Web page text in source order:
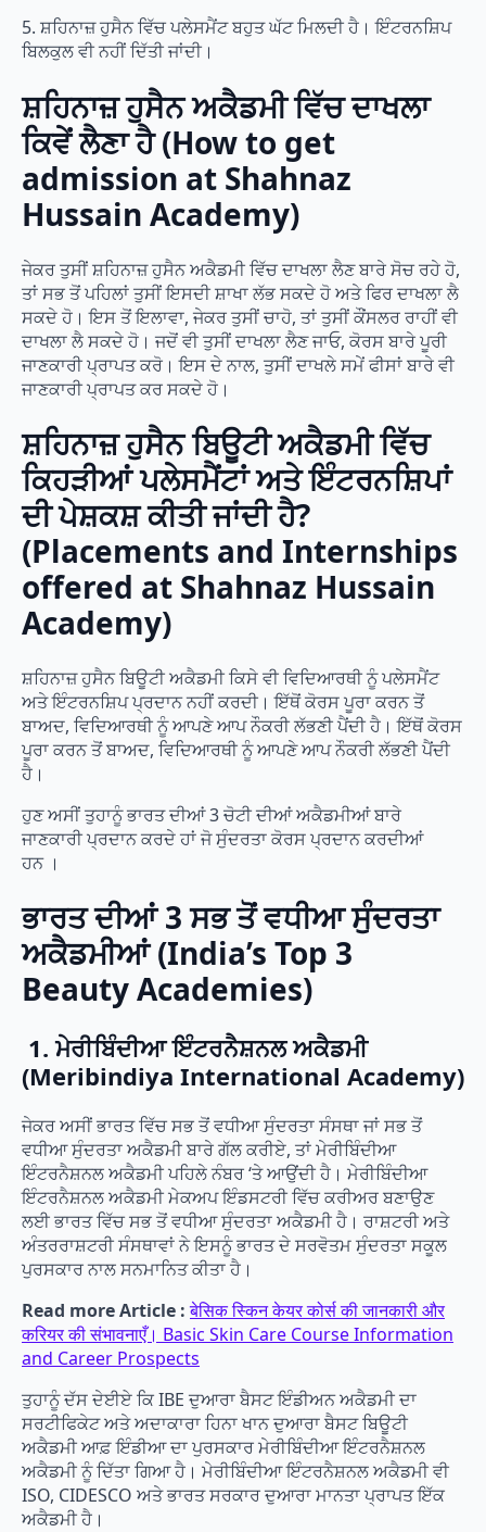
5. ਸ਼ਹਿਨਾਜ਼ ਹੁਸੈਨ ਵਿੱਚ ਪਲੇਸਮੈਂਟ ਬਹੁਤ ਘੱਟ ਮਿਲਦੀ ਹੈ। ਇੰਟਰਨਸ਼ਿਪ
ਬਿਲਕੁਲ ਵੀ ਨਹੀਂ ਦਿੱਤੀ ਜਾਂਦੀ।
ਸ਼ਹਿਨਾਜ਼ ਹੁਸੈਨ ਅਕੈਡਮੀ ਵਿੱਚ ਦਾਖਲਾ
ਕਿਵੇਂ ਲੈਣਾ ਹੈ (How to get
admission at Shahnaz
Hussain Academy)
ਜੇਕਰ ਤੁਸੀਂ ਸ਼ਹਿਨਾਜ਼ ਹੁਸੈਨ ਅਕੈਡਮੀ ਵਿੱਚ ਦਾਖਲਾ ਲੈਣ ਬਾਰੇ ਸੋਚ ਰਹੇ ਹੋ,
ਤਾਂ ਸਭ ਤੋਂ ਪਹਿਲਾਂ ਤੁਸੀਂ ਇਸਦੀ ਸ਼ਾਖਾ ਲੱਭ ਸਕਦੇ ਹੋ ਅਤੇ ਫਿਰ ਦਾਖਲਾ ਲੈ
ਸਕਦੇ ਹੋ। ਇਸ ਤੋਂ ਇਲਾਵਾ, ਜੇਕਰ ਤੁਸੀਂ ਚਾਹੋ, ਤਾਂ ਤੁਸੀਂ ਕੌਂਸਲਰ ਰਾਹੀਂ ਵੀ
ਦਾਖਲਾ ਲੈ ਸਕਦੇ ਹੋ। ਜਦੋਂ ਵੀ ਤੁਸੀਂ ਦਾਖਲਾ ਲੈਣ ਜਾਓ, ਕੋਰਸ ਬਾਰੇ ਪੂਰੀ
ਜਾਣਕਾਰੀ ਪ੍ਰਾਪਤ ਕਰੋ। ਇਸ ਦੇ ਨਾਲ, ਤੁਸੀਂ ਦਾਖਲੇ ਸਮੇਂ ਫੀਸਾਂ ਬਾਰੇ ਵੀ
ਜਾਣਕਾਰੀ ਪ੍ਰਾਪਤ ਕਰ ਸਕਦੇ ਹੋ।
ਸ਼ਹਿਨਾਜ਼ ਹੁਸੈਨ ਬਿਊਟੀ ਅਕੈਡਮੀ ਵਿੱਚ
ਕਿਹੜੀਆਂ ਪਲੇਸਮੈਂਟਾਂ ਅਤੇ ਇੰਟਰਨਸ਼ਿਪਾਂ
ਦੀ ਪੇਸ਼ਕਸ਼ ਕੀਤੀ ਜਾਂਦੀ ਹੈ?
(Placements and Internships
offered at Shahnaz Hussain
Academy)
ਸ਼ਹਿਨਾਜ਼ ਹੁਸੈਨ ਬਿਊਟੀ ਅਕੈਡਮੀ ਕਿਸੇ ਵੀ ਵਿਦਿਆਰਥੀ ਨੂੰ ਪਲੇਸਮੈਂਟ
ਅਤੇ ਇੰਟਰਨਸ਼ਿਪ ਪ੍ਰਦਾਨ ਨਹੀਂ ਕਰਦੀ। ਇੱਥੋਂ ਕੋਰਸ ਪੂਰਾ ਕਰਨ ਤੋਂ
ਬਾਅਦ, ਵਿਦਿਆਰਥੀ ਨੂੰ ਆਪਣੇ ਆਪ ਨੌਕਰੀ ਲੱਭਣੀ ਪੈਂਦੀ ਹੈ। ਇੱਥੋਂ ਕੋਰਸ
ਪੂਰਾ ਕਰਨ ਤੋਂ ਬਾਅਦ, ਵਿਦਿਆਰਥੀ ਨੂੰ ਆਪਣੇ ਆਪ ਨੌਕਰੀ ਲੱਭਣੀ ਪੈਂਦੀ
ਹੈ।
ਹੁਣ ਅਸੀਂ ਤੁਹਾਨੂੰ ਭਾਰਤ ਦੀਆਂ 3 ਚੋਟੀ ਦੀਆਂ ਅਕੈਡਮੀਆਂ ਬਾਰੇ
ਜਾਣਕਾਰੀ ਪ੍ਰਦਾਨ ਕਰਦੇ ਹਾਂ ਜੋ ਸੁੰਦਰਤਾ ਕੋਰਸ ਪ੍ਰਦਾਨ ਕਰਦੀਆਂ
ਹਨ ।
ਭਾਰਤ ਦੀਆਂ 3 ਸਭ ਤੋਂ ਵਧੀਆ ਸੁੰਦਰਤਾ
ਅਕੈਡਮੀਆਂ (India’s Top 3
Beauty Academies)
1. ਮੇਰੀਬਿੰਦੀਆ ਇੰਟਰਨੈਸ਼ਨਲ ਅਕੈਡਮੀ
(Meribindiya International Academy)
ਜੇਕਰ ਅਸੀਂ ਭਾਰਤ ਵਿੱਚ ਸਭ ਤੋਂ ਵਧੀਆ ਸੁੰਦਰਤਾ ਸੰਸਥਾ ਜਾਂ ਸਭ ਤੋਂ
ਵਧੀਆ ਸੁੰਦਰਤਾ ਅਕੈਡਮੀ ਬਾਰੇ ਗੱਲ ਕਰੀਏ, ਤਾਂ ਮੇਰੀਬਿੰਦੀਆ
ਇੰਟਰਨੈਸ਼ਨਲ ਅਕੈਡਮੀ ਪਹਿਲੇ ਨੰਬਰ ‘ਤੇ ਆਉਂਦੀ ਹੈ। ਮੇਰੀਬਿੰਦੀਆ
ਇੰਟਰਨੈਸ਼ਨਲ ਅਕੈਡਮੀ ਮੇਕਅਪ ਇੰਡਸਟਰੀ ਵਿੱਚ ਕਰੀਅਰ ਬਣਾਉਣ
ਲਈ ਭਾਰਤ ਵਿੱਚ ਸਭ ਤੋਂ ਵਧੀਆ ਸੁੰਦਰਤਾ ਅਕੈਡਮੀ ਹੈ। ਰਾਸ਼ਟਰੀ ਅਤੇ
ਅੰਤਰਰਾਸ਼ਟਰੀ ਸੰਸਥਾਵਾਂ ਨੇ ਇਸਨੂੰ ਭਾਰਤ ਦੇ ਸਰਵੋਤਮ ਸੁੰਦਰਤਾ ਸਕੂਲ
ਪੁਰਸਕਾਰ ਨਾਲ ਸਨਮਾਨਿਤ ਕੀਤਾ ਹੈ।
Read more Article :बेसिक स्किन केयर कोर्स की जानकारी और
करियर की संभावनाएँ। Basic Skin Care Course Information
and Career Prospects
ਤੁਹਾਨੂੰ ਦੱਸ ਦੇਈਏ ਕਿ IBE ਦੁਆਰਾ ਬੈਸਟ ਇੰਡੀਅਨ ਅਕੈਡਮੀ ਦਾ
ਸਰਟੀਫਿਕੇਟ ਅਤੇ ਅਦਾਕਾਰਾ ਹਿਨਾ ਖਾਨ ਦੁਆਰਾ ਬੈਸਟ ਬਿਊਟੀ
ਅਕੈਡਮੀ ਆਫ਼ ਇੰਡੀਆ ਦਾ ਪੁਰਸਕਾਰ ਮੇਰੀਬਿੰਦੀਆ ਇੰਟਰਨੈਸ਼ਨਲ
ਅਕੈਡਮੀ ਨੂੰ ਦਿੱਤਾ ਗਿਆ ਹੈ। ਮੇਰੀਬਿੰਦੀਆ ਇੰਟਰਨੈਸ਼ਨਲ ਅਕੈਡਮੀ ਵੀ
ISO, CIDESCO ਅਤੇ ਭਾਰਤ ਸਰਕਾਰ ਦੁਆਰਾ ਮਾਨਤਾ ਪ੍ਰਾਪਤ ਇੱਕ
ਅਕੈਡਮੀ ਹੈ।